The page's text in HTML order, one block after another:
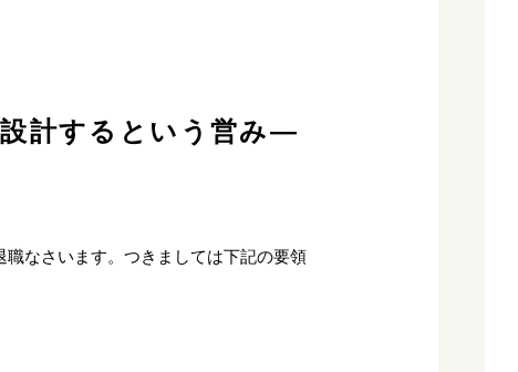
計するという営み―
なさいます。つきましては下記の要領